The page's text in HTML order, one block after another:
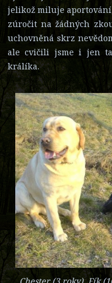
jelikož miluje
zúročit na žádných
uchovněná skrz
ale cvičili jsme i jen
králíka.